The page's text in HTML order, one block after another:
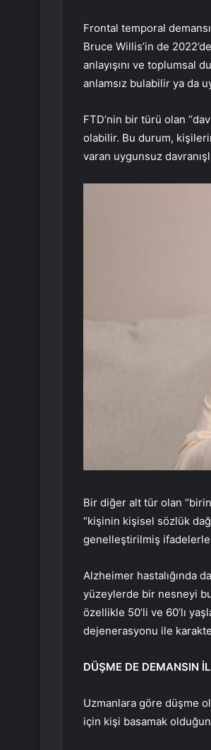
Frontal temporal
Bruce Willis’in de
anlayışını ve toplumsal
anlamsız bulabilir ya da
FTD’nin bir türü olan
olabilir. Bu durum,
varan uygunsuz
Bir diğer alt tür olan
“kişinin kişisel sözlük
genelleştirilmiş
Alzheimer hastalığında
yüzeylerde bir nesneyi
özellikle 50’li ve 60’lı
dejenerasyonu ile
DÜŞME DE DEMANSIN
Uzmanlara göre düşme
için kişi basamak